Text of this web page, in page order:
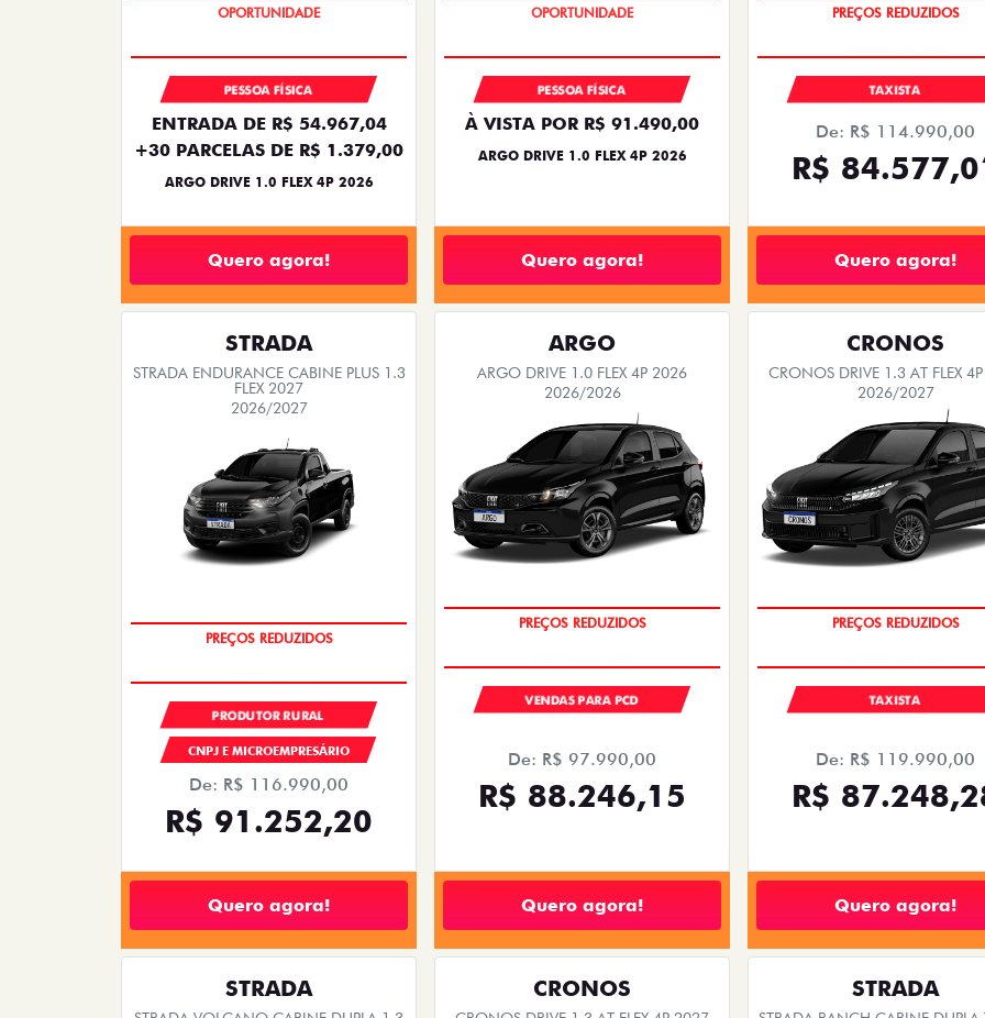
EMPLACAMENTO GRÁTIS
De: R$ 126.990,00
R$ 119.990,00
EMPLACAMENTO GRÁTIS
De: R$ 109.980,00
R$ 97.990,00
Quero agora!
EMPLACAMENTO GRÁTIS
De: R$ 119.990,00
R$
Quero agora!
CRONOS
CRONOS DRIVE 1.3 FLEX 4P 2026
2025/2026
OPORTUNIDADE
PESSOA FÍSICA
De: R$ 120.980,00
R$ 99.990,00
ARGO
ARGO DRIVE 1.3 AT FLEX 4P 2026
2026/2026
PESSOA FÍSICA
De: R$ 110.980,00
R$ 99.990,00
STRADA
STRADA RANCH CABINE DUPLA
200 AT FLEX 2027
PESSOA FÍSICA
De: R$ 156.280,00
R$